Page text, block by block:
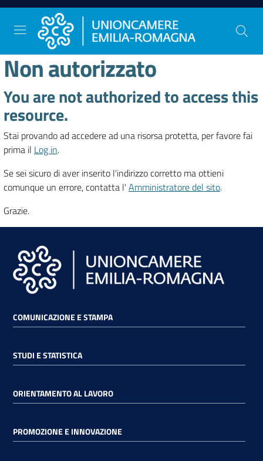
Vai al contenuto
Vai alla navigazione
Vai al footer
Comunicazione
e
Stampa
Studi
e
Statistica
Orientamento
al
lavoro
Promozione
Internazionalizzazione
delle
Non autorizzato
You are not authorized to access this
resource.
Stai provando ad accedere ad una risorsa protetta, per favore fai
prima il Log in.
Se sei sicuro di aver inserito l'indirizzo corretto ma ottieni
comunque un errore, contatta l' Amministratore del sito.
Grazie.
COMUNICAZIONE E STAMPA
STUDI E STATISTICA
ORIENTAMENTO AL LAVORO
PROMOZIONE E INNOVAZIONE